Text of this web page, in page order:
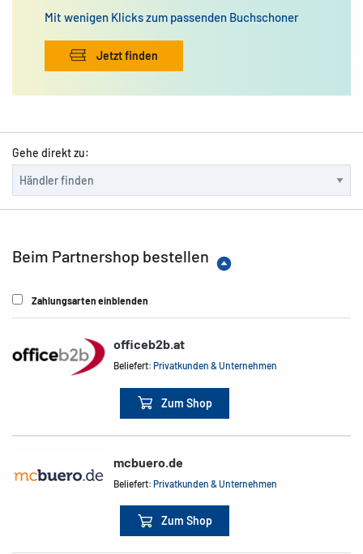
Mit wenigen Klicks zum passenden Buchschoner
Jetzt finden
Gehe direkt zu:
Beim Partnershop bestellen
Zahlungsarten einblenden
officeb2b.at
Beliefert:Privatkunden & Unternehmen
Zum Shop
mcbuero.de
Beliefert:Privatkunden & Unternehmen
Zum Shop